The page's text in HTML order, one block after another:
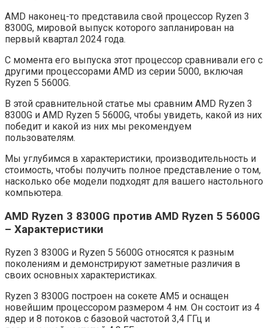
AMD наконец-то представила свой процессор Ryzen 3
8300G, мировой выпуск которого запланирован на
первый квартал 2024 года.
С момента его выпуска этот процессор сравнивали его с
другими процессорами AMD из серии 5000, включая
Ryzen 5 5600G.
В этой сравнительной статье мы сравним AMD Ryzen 3
8300G и AMD Ryzen 5 5600G, чтобы увидеть, какой из них
победит и какой из них мы рекомендуем
пользователям.
Мы углубимся в характеристики, производительность и
стоимость, чтобы получить полное представление о том,
насколько обе модели подходят для вашего настольного
компьютера.
AMD Ryzen 3 8300G против AMD Ryzen 5 5600G
– Характеристики
Ryzen 3 8300G и Ryzen 5 5600G относятся к разным
поколениям и демонстрируют заметные различия в
своих основных характеристиках.
Ryzen 3 8300G построен на сокете AM5 и оснащен
новейшим процессором размером 4 нм. Он состоит из 4
ядер и 8 потоков с базовой частотой 3,4 ГГц и